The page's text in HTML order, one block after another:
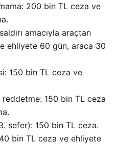
200 bin TL ceza ve
amacıyla araçtan
ehliyete 60 gün, araca 30
150 bin TL ceza ve
150 bin TL ceza
sefer): 150 bin TL ceza.
bin TL ceza ve ehliyete